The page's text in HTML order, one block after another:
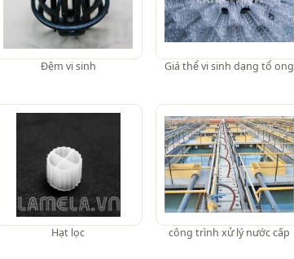
Đệm vi sinh Giá thể vi sinh dạng tổ ong
Hạt lọc công trình xử lý nước cấp